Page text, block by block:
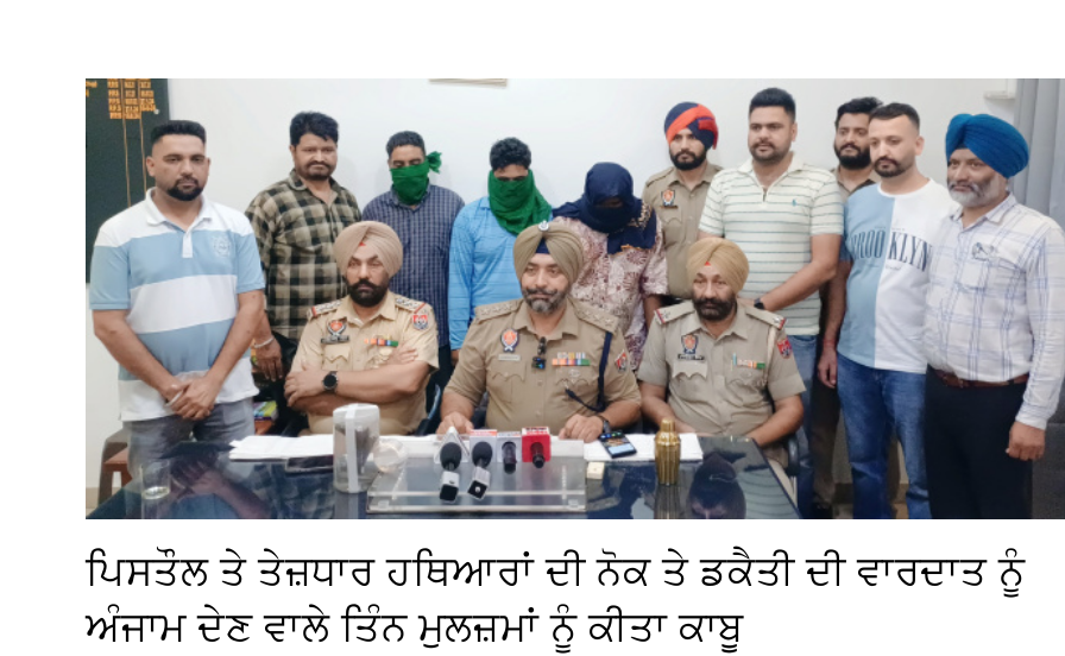
ਪਿਸਤੌਲ ਤੇ ਤੇਜ਼ਧਾਰ ਹਥਿਆਰਾਂ ਦੀ ਨੋਕ ਤੇ ਡਕੈਤੀ ਦੀ ਵਾਰਦਾਤ ਨੂੰ
ਅੰਜਾਮ ਦੇਣ ਵਾਲੇ ਤਿੰਨ ਮੁਲਜ਼ਮਾਂ ਨੂੰ ਕੀਤਾ ਕਾਬੂ